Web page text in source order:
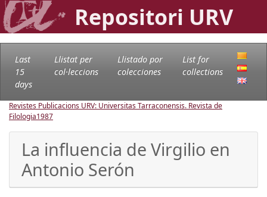
Repositori URV
Last
15
days
Llistat per
col·leccions
Llistado por
colecciones
List for
collections
Revistes Publicacions URV: Universitas Tarraconensis. Revista de
Filologia1987
La influencia de Virgilio en
Antonio Serón